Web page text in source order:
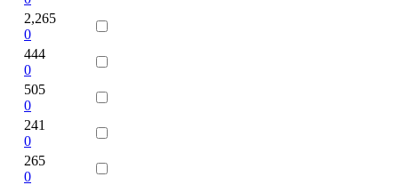
2,265
0
444
0
505
0
241
0
265
0